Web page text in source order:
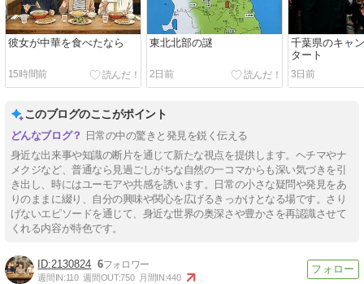
彼女が中華を食べたなら
15時間前
東北北部の謎
2日前
千葉県のキャ
タート
3日前
このブログのここがポイント
日常の中の驚きと発見を鋭く伝える
身近な出来事や知識の断片を通じて新たな視点を提供します。ヘチマやナ
メクジなど、普通なら見過ごしがちな自然の一コマからも深い気づきを引
き出し、時にはユーモアや共感を誘います。日常の小さな疑問や発見をあ
りのままに綴り、自分の興味や関心を広げるきっかけとなる場です。さり
げないエピソードを通じて、身近な世界の奥深さや豊かさを再認識させて
くれる内容が特色です。
2130824 6
週間IN:110 週間OUT:750 月間IN:440